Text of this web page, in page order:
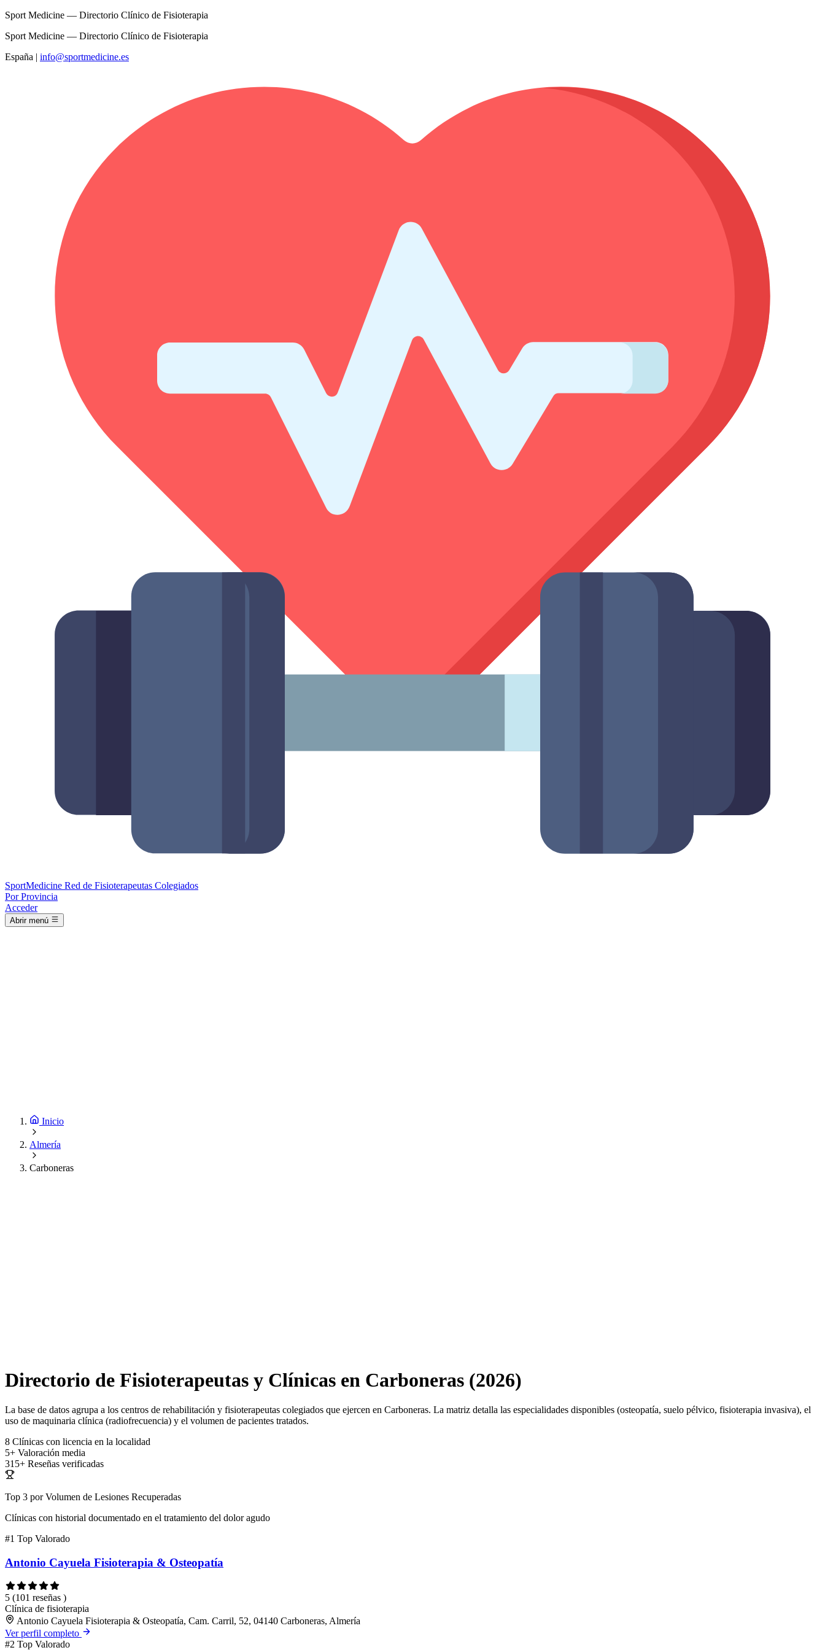
Sport Medicine — Directorio Clínico de Fisioterapia
Sport Medicine — Directorio Clínico de Fisioterapia
España | info@sportmedicine.es
SportMedicine Red de Fisioterapeutas Colegiados
Por Provincia
Acceder
Abrir menú
Inicio
Almería
Carboneras
Directorio de Fisioterapeutas y Clínicas en Carboneras (2026)
La base de datos agrupa a los centros de rehabilitación y fisioterapeutas colegiados que ejercen en Carboneras. La matriz detalla las especialidades disponibles (osteopatía, suelo pélvico, fisioterapia invasiva), el
uso de maquinaria clínica (radiofrecuencia) y el volumen de pacientes tratados.
8 Clínicas con licencia en la localidad
5+ Valoración media
315+ Reseñas verificadas
Top 3 por Volumen de Lesiones Recuperadas
Clínicas con historial documentado en el tratamiento del dolor agudo
#1 Top Valorado
Antonio Cayuela Fisioterapia & Osteopatía
5 (101 reseñas )
Clínica de fisioterapia
Antonio Cayuela Fisioterapia & Osteopatía, Cam. Carril, 52, 04140 Carboneras, Almería
Ver perfil completo
#2 Top Valorado